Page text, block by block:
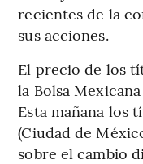
recientes de la
sus acciones.
El precio de los
la Bolsa
Esta mañana los
(Ciudad de
sobre el cambio